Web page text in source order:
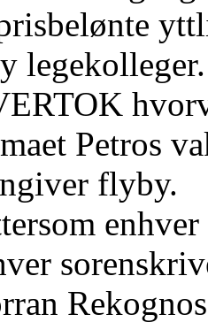
Petros
flyby.